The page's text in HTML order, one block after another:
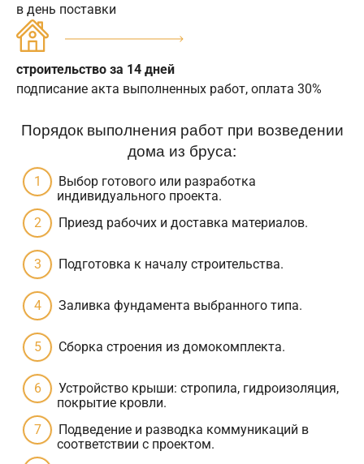
в день поставки
строительство за 14 дней
подписание акта выполненных работ, оплата 30%
Порядок выполнения работ при возведении
дома из бруса:
Выбор готового или разработка
индивидуального проекта.
Приезд рабочих и доставка материалов.
Подготовка к началу строительства.
Заливка фундамента выбранного типа.
Сборка строения из домокомплекта.
Устройство крыши: стропила, гидроизоляция,
покрытие кровли.
Подведение и разводка коммуникаций в
соответствии с проектом.